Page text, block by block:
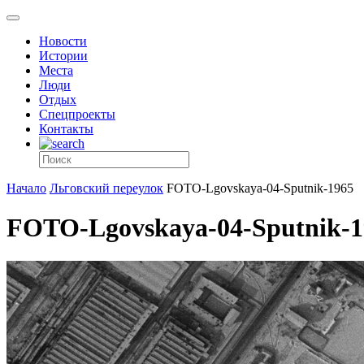
Новости
Истории
Места
Люди
Отдых
Спецпроекты
Контакты
Начало Льговский переулок FOTO-Lgovskaya-04-Sputnik-1965
FOTO-Lgovskaya-04-Sputnik-